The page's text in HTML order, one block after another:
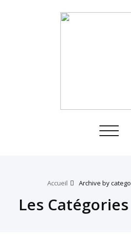
Toggle
Accueil Archive by
Les Catégories